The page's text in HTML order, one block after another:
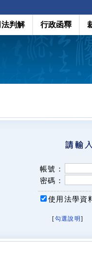
法判解 行政函釋
帳號：
密碼：
使用法學資
[勾選說明 ]